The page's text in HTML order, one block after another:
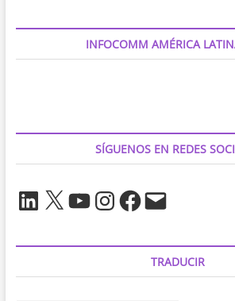
INFOCOMM AMÉRICA
SÍGUENOS EN REDES
LinkedIn
X YouTubeInstagram
Facebook
Correo
electrónico
TRADUCIR